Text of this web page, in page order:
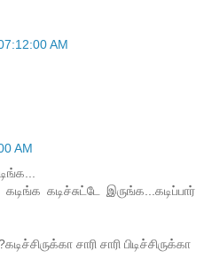
AM
AM
கடிச்சுட்டே இருங்க...கடிப்பார்
சாரி சாரி பிடிச்சிருக்கா